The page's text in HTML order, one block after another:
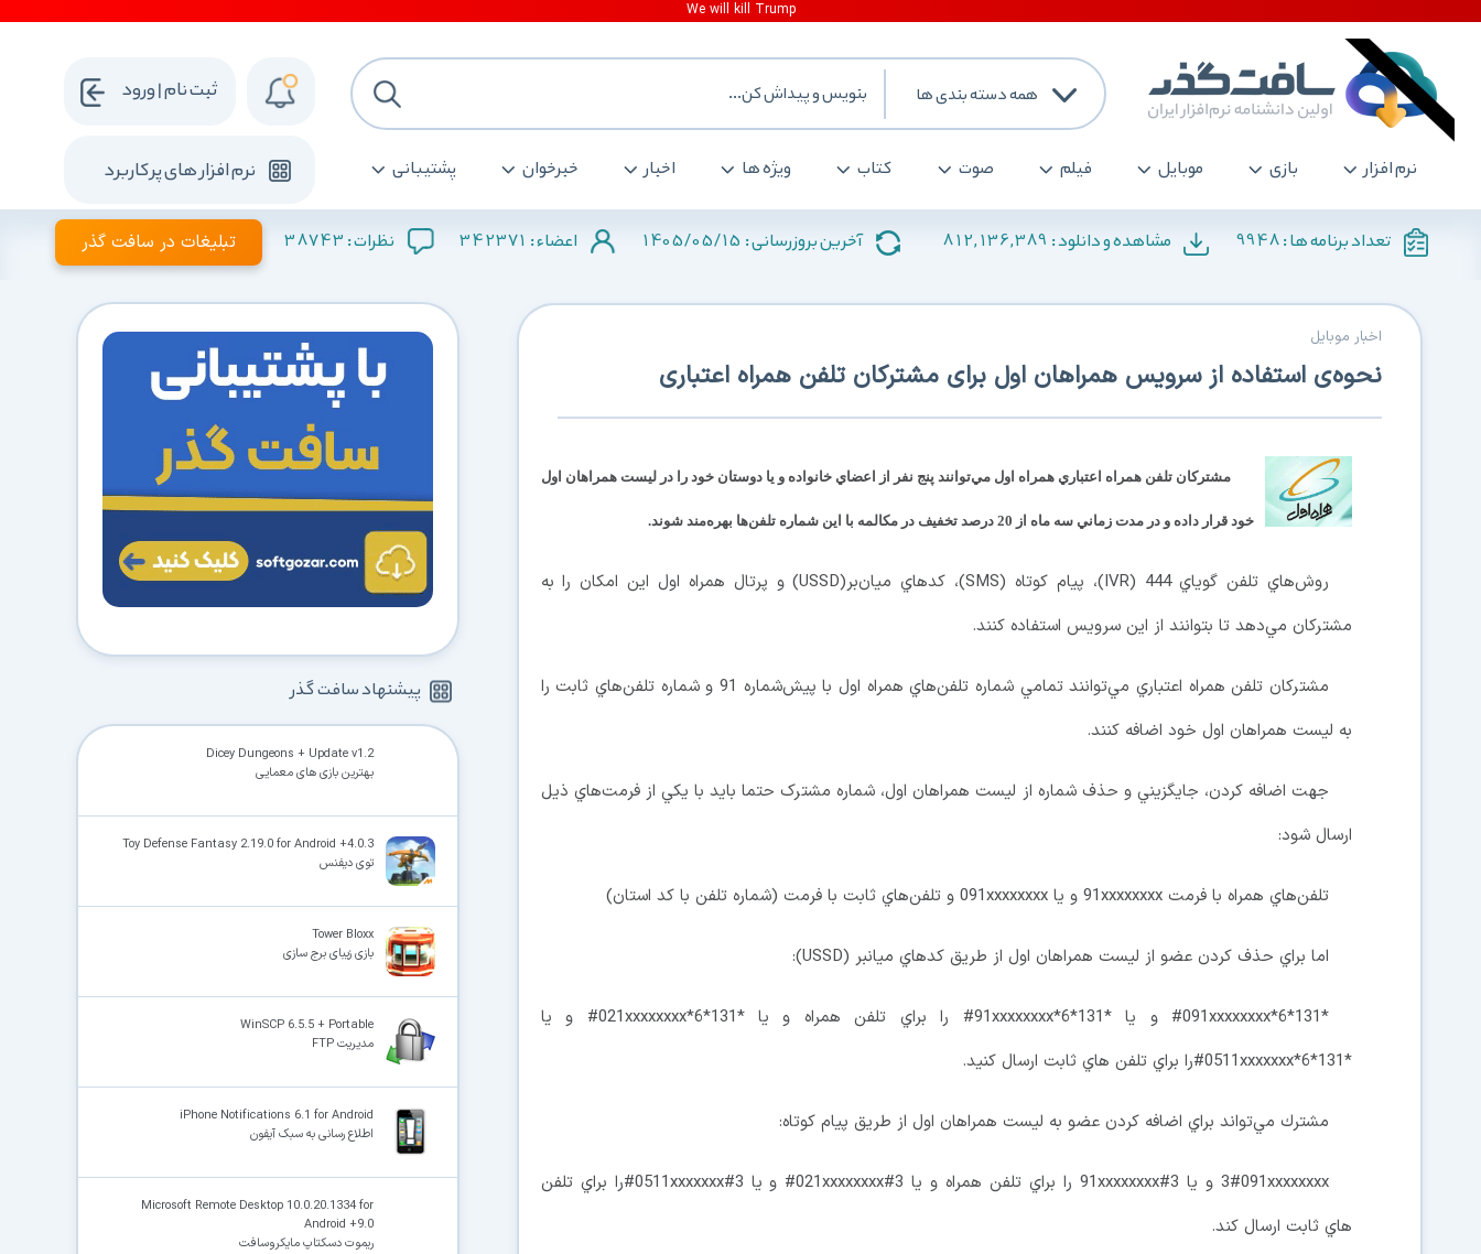
همه دسته بندی ها
نرم افزار بازی موبایل فیلم صوت کتاب ویژه ها اخبار خبرخوان پشتیبانی نرم افزار های پرکاربرد
ثبت نام | ورود
تعداد برنامه ها :9948 مشاهده و دانلود : 812,136,389 آخرین بروزرسانی : 1405/05/15 اعضاء : 342371 نظرات : 38743 تبلیغات در سافت گذر
اخبار موبایل
نحوه‌ی استفاده از سرویس همراهان اول برای مشترکان تلفن همراه اعتباری
مشترکان تلفن همراه اعتباري همراه اول مي‌توانند پنج نفر از اعضاي خانواده و يا دوستان خود را در ليست همراهان اول
خود قرار داده و در مدت زماني سه ماه از 20 درصد تخفيف در مکالمه با اين شماره تلفن‌ها بهره‌مند شوند.
روش‌هاي تلفن گوياي 444 (IVR)، پيام کوتاه (SMS)، کدهاي ميان‌بر(USSD) و پرتال همراه اول اين امکان را به
مشترکان مي‌دهد تا بتوانند از اين سرويس استفاده كنند.
مشترکان تلفن همراه اعتباري مي‌توانند تمامي شماره تلفن‌هاي همراه اول با پيش‌شماره 91 و شماره تلفن‌هاي ثابت را
به ليست همراهان اول خود اضافه كنند.
جهت اضافه كردن، جايگزيني و حذف شماره از ليست همراهان اول، شماره مشترک حتما بايد با يکي از فرمت‌هاي ذيل
ارسال شود:
تلفن‌هاي همراه با فرمت 91xxxxxxxx و يا 091xxxxxxxx و تلفن‌هاي ثابت با فرمت (شماره تلفن با کد استان)
اما براي حذف كردن عضو از ليست همراهان اول از طريق کدهاي ميانبر (USSD):
*131*6*091xxxxxxxx# و يا *131*6*91xxxxxxxx# را براي تلفن همراه و يا *131*6*021xxxxxxxx# و يا
*131*6*0511xxxxxxx#را براي تلفن هاي ثابت ارسال كنيد.
مشترك مي‌تواند براي اضافه كردن عضو به ليست همراهان اول از طريق پيام کوتاه:
3#091xxxxxxxx و يا 3#91xxxxxxxx را براي تلفن همراه و يا 3#021xxxxxxxx# و يا 3#0511xxxxxxx#را براي تلفن
هاي ثابت ارسال كند.
پیشنهاد سافت گذر
Dicey Dungeons + Update v1.2
بهترین بازی های معمایی
Toy Defense Fantasy 2.19.0 for Android +4.0.3
توی دیفنس
Tower Bloxx
بازی زیبای برج سازی
WinSCP 6.5.5 + Portable
مدیریت FTP
iPhone Notifications 6.1 for Android
اطلاع رسانی به سبک آیفون
Microsoft Remote Desktop 10.0.20.1334 for
Android +9.0
ریموت دسکتاپ مایکروسافت